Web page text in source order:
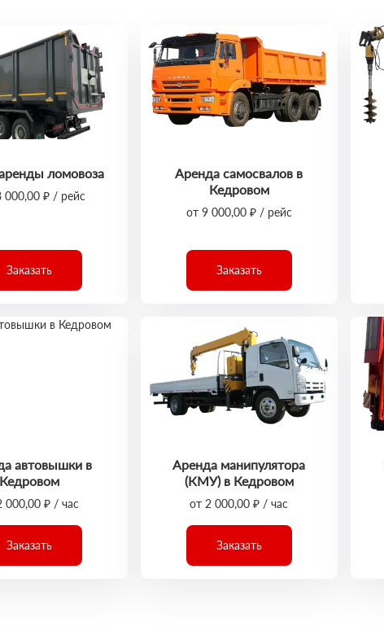
ломовоза
000,00 ₽ / рейс
Заказать
Аренда самосвалов в
Кедровом
от 9 000,00 ₽ / рейс
Заказать
автовышки в
Кедровом
000,00 ₽ / час
Заказать
Аренда манипулятора
(КМУ) в Кедровом
от 2 000,00 ₽ / час
Заказать